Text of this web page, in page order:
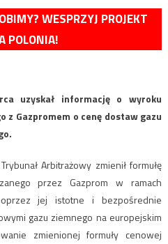
WESPRZYJ PROJEKT
POLONIA!
uzyskał informację o wyroku
z Gazpromem o cenę dostaw gazu
Arbitrażowy zmienił formułę
przez Gazprom w ramach
jej istotne i bezpośrednie
gazu ziemnego na europejskim
zmienionej formuły cenowej